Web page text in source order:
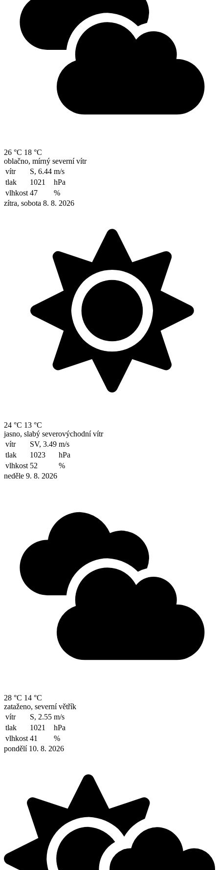
26 °C 18 °C
oblačno, mírný severní vítr
vítr
S, 6.44 m/s
tlak
1021
hPa
vlhkost 47
%
zítra, sobota 8. 8. 2026
24 °C 13 °C
jasno, slabý severovýchodní vítr
vítr
SV, 3.49 m/s
tlak
1023
hPa
vlhkost 52
%
neděle 9. 8. 2026
28 °C 14 °C
zataženo, severní větřík
vítr
S, 2.55 m/s
tlak
1021
hPa
vlhkost 41
%
pondělí 10. 8. 2026